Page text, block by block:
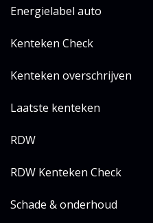
Energielabel auto
Kenteken Check
Kenteken overschrijven
Laatste kenteken
RDW
RDW Kenteken Check
Schade & onderhoud